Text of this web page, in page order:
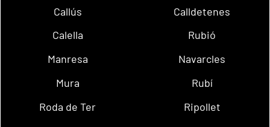
Callús
Calldetenes
Calella
Rubió
Manresa
Navarcles
Mura
Rubí
Roda de Ter
Ripollet